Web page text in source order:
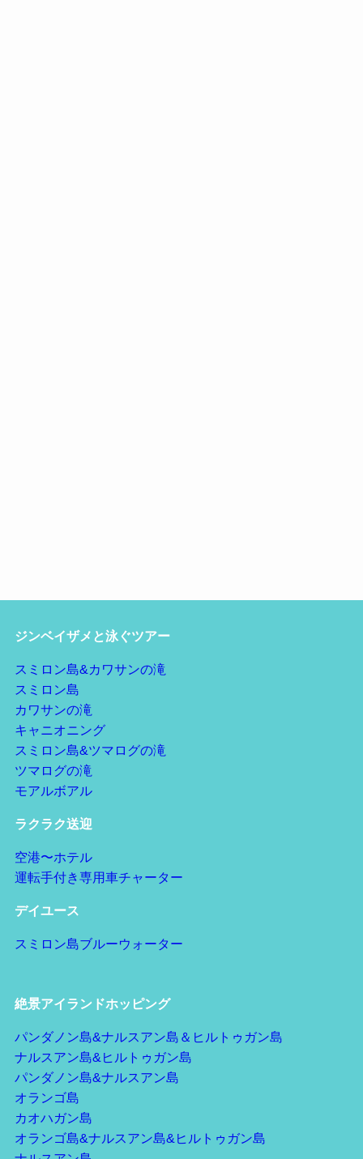
ジンベイザメと泳ぐツアー
スミロン島&カワサンの滝
スミロン島
カワサンの滝
キャニオニング
スミロン島&ツマログの滝
ツマログの滝
モアルボアル
ラクラク送迎
空港〜ホテル
運転手付き専用車チャーター
デイユース
スミロン島ブルーウォーター
絶景アイランドホッピング
パンダノン島&ナルスアン島＆ヒルトゥガン島
ナルスアン島&ヒルトゥガン島
パンダノン島&ナルスアン島
オランゴ島
カオハガン島
オランゴ島&ナルスアン島&ヒルトゥガン島